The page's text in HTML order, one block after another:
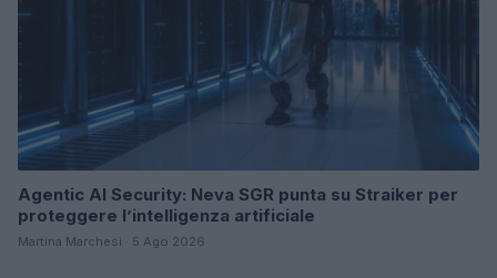
Agentic AI Security: Neva SGR punta su Straiker per
proteggere l’intelligenza artificiale
Martina Marchesi · 5 Ago 2026